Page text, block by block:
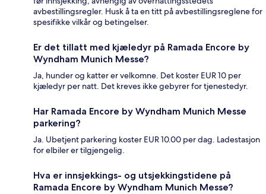
avbestillingsregler. Husk å ta en titt på avbestillingsreglene for
spesifikke vilkår og betingelser.
Er det tillatt med kjæledyr på Ramada Encore by
Wyndham Munich Messe?
Ja, hunder og katter er velkomne. Det koster EUR 10 per
kjæledyr per natt. Det kreves ikke gebyrer for tjenestedyr.
Har Ramada Encore by Wyndham Munich Messe
parkering?
Ja. Ubetjent parkering koster EUR 10.00 per dag. Ladestasjon
for elbiler er tilgjengelig.
Hva er innsjekkings- og utsjekkingstidene på
Ramada Encore by Wyndham Munich Messe?